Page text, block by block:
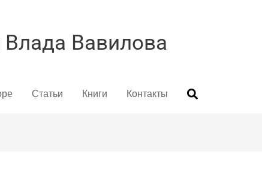
Влада Вавилова
Статьи Книги Контакты